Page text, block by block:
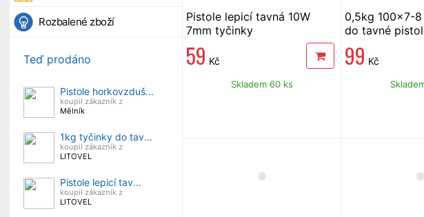
Rozbalené zboží
Teď prodáno
Pistole horkovzduš...
koupil zákazník z
Mělník
1kg tyčinky do tav...
koupil zákazník z
LITOVEL
Pistole lepicí tav...
koupil zákazník z
LITOVEL
Pistole lepicí tavná 10W
7mm tyčinky
59 Kč
Skladem 60 ks
0,5kg 100x7-
do tavné
99 Kč